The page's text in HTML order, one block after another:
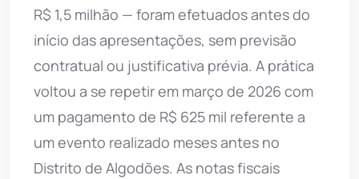
R$ 1,5 milhão — foram efetuados antes do
início das apresentações, sem previsão
contratual ou justificativa prévia. A prática
voltou a se repetir em março de 2026 com
um pagamento de R$ 625 mil referente a
um evento realizado meses antes no
Distrito de Algodões. As notas fiscais